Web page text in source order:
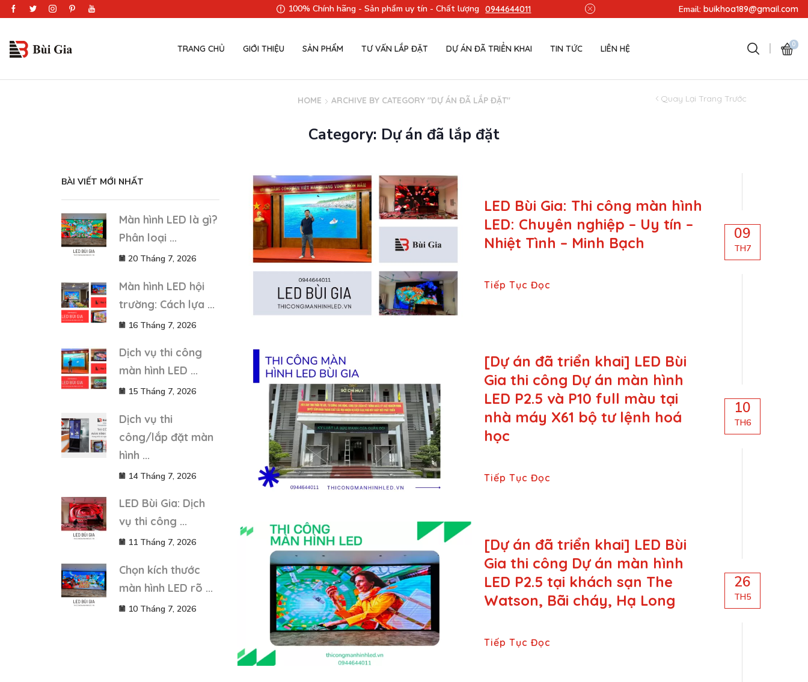
100% Chính hãng - Sản phẩm uy tín - Chất lượng 0944644011 Miễn phí lắp đặt - Miễn phí
Email:buikhoa189@gmail.com
TRANG CHỦ GIỚI THIỆU SẢN PHẨM TƯ VẤN LẮP ĐẶT DỰ ÁN ĐÃ TRIỂN KHAI TIN TỨC LIÊN HỆ 0
Quay Lại Trang Trước
HOME ARCHIVE BY CATEGORY "DỰ ÁN ĐÃ LẮP ĐẶT"
Category: Dự án đã lắp đặt
LED Bùi Gia: Thi công màn hình
LED: Chuyên nghiệp – Uy tín –
Nhiệt Tình – Minh Bạch
Tiếp Tục Đọc
09
TH7
[Dự án đã triển khai] LED Bùi
Gia thi công Dự án màn hình
LED P2.5 và P10 full màu tại
nhà máy X61 bộ tư lệnh hoá
học
Tiếp Tục Đọc
10
TH6
[Dự án đã triển khai] LED Bùi
Gia thi công Dự án màn hình
LED P2.5 tại khách sạn The
Watson, Bãi cháy, Hạ Long
Tiếp Tục Đọc
26
TH5
BÀI VIẾT MỚI NHẤT
Màn hình LED là gì?
Phân loại ...
20 Tháng 7, 2026
Màn hình LED hội
trường: Cách lựa ...
16 Tháng 7, 2026
Dịch vụ thi công
màn hình LED ...
15 Tháng 7, 2026
Dịch vụ thi
công/lắp đặt màn
hình ...
14 Tháng 7, 2026
LED Bùi Gia: Dịch
vụ thi công ...
11 Tháng 7, 2026
Chọn kích thước
màn hình LED rõ ...
10 Tháng 7, 2026